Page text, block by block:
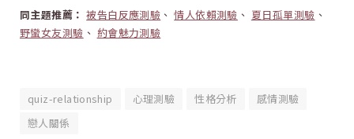
同主題推薦： 被告白反應測驗 、情人依賴測驗 、 夏日孤單測驗 、
野蠻女友測驗 、 約會魅力測驗
quiz-relationship 心理測驗 性格分析
感情測驗
戀人關係